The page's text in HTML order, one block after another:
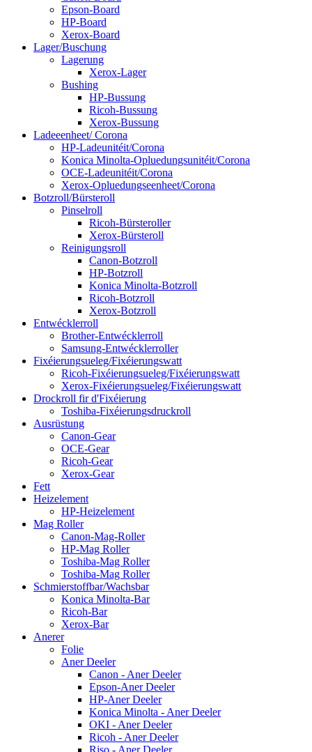
Epson-Board
HP-Board
Xerox-Board
Lager/Buschung
Lagerung
Xerox-Lager
Bushing
HP-Bussung
Ricoh-Bussung
Xerox-Bussung
Ladeeenheet/ Corona
HP-Ladeunitéit/Corona
Konica Minolta-Opluedungsunitéit/Corona
OCE-Ladeunitéit/Corona
Xerox-Opluedungseenheet/Corona
Botzroll/Bürsteroll
Pinselroll
Ricoh-Bürsteroller
Xerox-Bürsteroll
Reinigungsroll
Canon-Botzroll
HP-Botzroll
Konica Minolta-Botzroll
Ricoh-Botzroll
Xerox-Botzroll
Entwécklerroll
Brother-Entwécklerroll
Samsung-Entwécklerroller
Fixéierungsueleg/Fixéierungswatt
Ricoh-Fixéierungsueleg/Fixéierungswatt
Xerox-Fixéierungsueleg/Fixéierungswatt
Drockroll fir d'Fixéierung
Toshiba-Fixéierungsdruckroll
Ausrüstung
Canon-Gear
OCE-Gear
Ricoh-Gear
Xerox-Gear
Fett
Heizelement
HP-Heizelement
Mag Roller
Canon-Mag-Roller
HP-Mag Roller
Toshiba-Mag Roller
Toshiba-Mag Roller
Schmierstoffbar/Wachsbar
Konica Minolta-Bar
Ricoh-Bar
Xerox-Bar
Anerer
Folie
Aner Deeler
Canon - Aner Deeler
Epson-Aner Deeler
HP-Aner Deeler
Konica Minolta - Aner Deeler
OKI - Aner Deeler
Ricoh - Aner Deeler
Riso - Aner Deeler